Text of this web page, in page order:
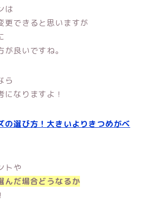
は
更できると思いますが
良いですね。
ら
になりますよ！
選び方！大きいよりきつめがベ
トや
んだ場合どうなるか